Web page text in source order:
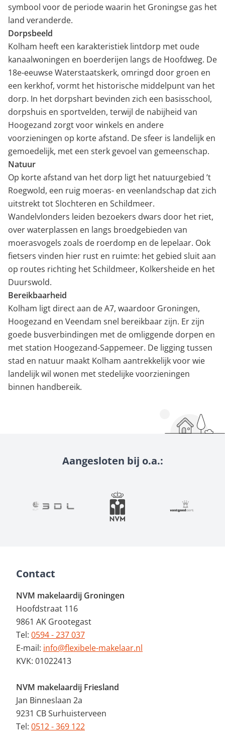
symbool voor de periode waarin het Groningse gas het
land veranderde.
Dorpsbeeld
Kolham heeft een karakteristiek lintdorp met oude
kanaalwoningen en boerderijen langs de Hoofdweg. De
18e-eeuwse Waterstaatskerk, omringd door groen en
een kerkhof, vormt het historische middelpunt van het
dorp. In het dorpshart bevinden zich een basisschool,
dorpshuis en sportvelden, terwijl de nabijheid van
Hoogezand zorgt voor winkels en andere
voorzieningen op korte afstand. De sfeer is landelijk en
gemoedelijk, met een sterk gevoel van gemeenschap.
Natuur
Op korte afstand van het dorp ligt het natuurgebied ’t
Roegwold, een ruig moeras- en veenlandschap dat zich
uitstrekt tot Slochteren en Schildmeer.
Wandelvlonders leiden bezoekers dwars door het riet,
over waterplassen en langs broedgebieden van
moerasvogels zoals de roerdomp en de lepelaar. Ook
fietsers vinden hier rust en ruimte: het gebied sluit aan
op routes richting het Schildmeer, Kolkersheide en het
Duurswold.
Bereikbaarheid
Kolham ligt direct aan de A7, waardoor Groningen,
Hoogezand en Veendam snel bereikbaar zijn. Er zijn
goede busverbindingen met de omliggende dorpen en
met station Hoogezand-Sappemeer. De ligging tussen
stad en natuur maakt Kolham aantrekkelijk voor wie
landelijk wil wonen met stedelijke voorzieningen
binnen handbereik.
Aangesloten bij o.a.:
Contact
NVM makelaardij Groningen
Hoofdstraat 116
9861 AK Grootegast
Tel: 0594 - 237 037
E-mail: info@flexibele-makelaar.nl
KVK: 01022413
NVM makelaardij Friesland
Jan Binneslaan 2a
9231 CB Surhuisterveen
Tel: 0512 - 369 122